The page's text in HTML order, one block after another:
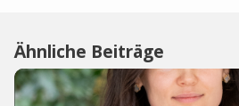
Ähnliche Beiträge